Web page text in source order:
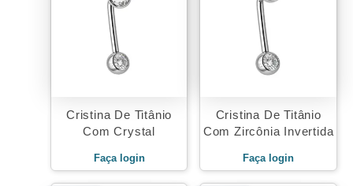
Cristina De Titânio
Com Crystal
Faça login
Cristina De Titânio
Com Zircônia Invertida
Faça login